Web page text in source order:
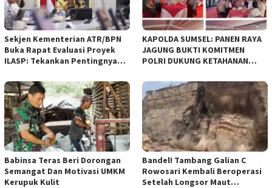
Sekjen Kementerian ATR/BPN
Buka Rapat Evaluasi Proyek
ILASP: Tekankan Pentingnya
Anggaran
KAPOLDA SUMSEL: PANEN RAYA
JAGUNG BUKTI KOMITMEN
POLRI DUKUNG KETAHANAN
Babinsa Teras Beri Dorongan
Semangat Dan Motivasi UMKM
Kerupuk Kulit
Bandel! Tambang Galian C
Rowosari Kembali Beroperasi
Setelah Longsor Maut